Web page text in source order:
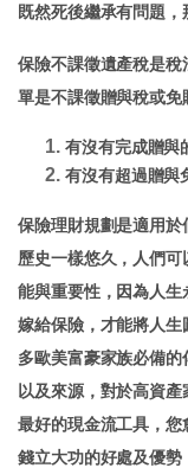
既然死後繼承有問題
保險不課徵遺產稅是
單是不課徵贈與稅或免
有沒有完成贈與
有沒有超過贈與
保險理財規劃是適用
歷史一樣悠久，人們
能與重要性，因為人
嫁給保險，才能將人
多歐美富豪家族必備
以及來源，對於高資
最好的現金流工具，
錢立大功的好處及優勢